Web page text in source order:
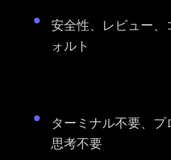
安全性、レビュー、
ォルト
ターミナル不要、
思考不要